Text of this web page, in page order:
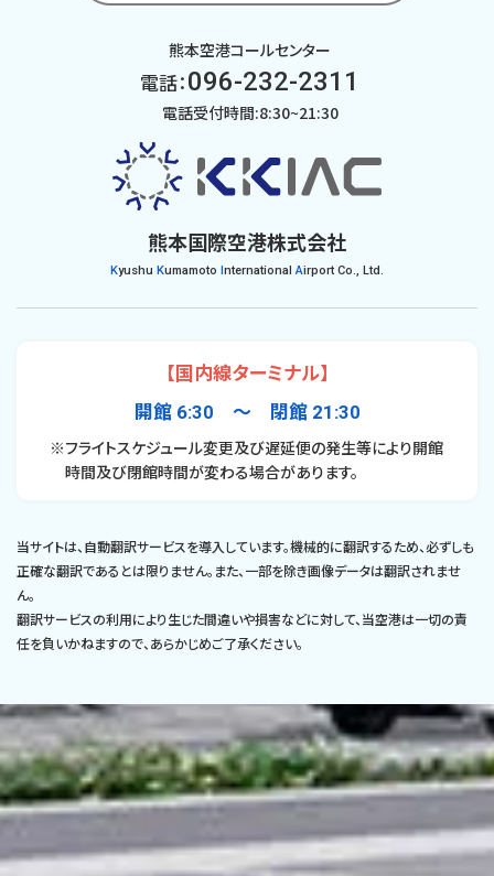
熊本空港コールセンター
電話：096-232-2311
電話受付時間:8:30~21:30
熊本国際空港株式会社
Kyushu Kumamoto InternationalAirport Co., Ltd.
【国内線ターミナル】
開館 6:30 〜 閉館 21:30
※フライトスケジュール変更及び遅延便の発生等により開館
時間及び閉館時間が変わる場合があります。
当サイトは、自動翻訳サービスを導入しています。機械的に翻訳するため、必ずしも
正確な翻訳であるとは限りません。また、一部を除き画像データは翻訳されませ
ん。
翻訳サービスの利用により生じた間違いや損害などに対して、当空港は一切の責
任を負いかねますので、あらかじめご了承ください。